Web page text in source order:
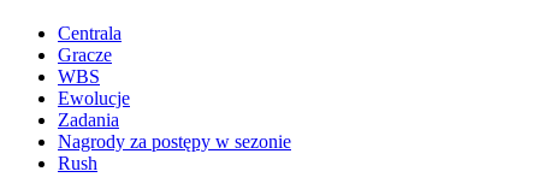
Centrala
Gracze
WBS
Ewolucje
Zadania
Nagrody za postępy w sezonie
Rush